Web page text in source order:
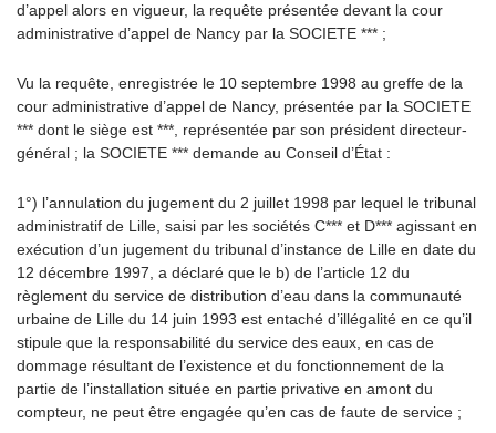
d’appel alors en vigueur, la requête présentée devant la cour
administrative d’appel de Nancy par la SOCIETE *** ;
Vu la requête, enregistrée le 10 septembre 1998 au greffe de la
cour administrative d’appel de Nancy, présentée par la SOCIETE
*** dont le siège est ***, représentée par son président directeur-
général ; la SOCIETE *** demande au Conseil d’État :
1°) l’annulation du jugement du 2 juillet 1998 par lequel le tribunal
administratif de Lille, saisi par les sociétés C*** et D*** agissant en
exécution d’un jugement du tribunal d’instance de Lille en date du
12 décembre 1997, a déclaré que le b) de l’article 12 du
règlement du service de distribution d’eau dans la communauté
urbaine de Lille du 14 juin 1993 est entaché d’illégalité en ce qu’il
stipule que la responsabilité du service des eaux, en cas de
dommage résultant de l’existence et du fonctionnement de la
partie de l’installation située en partie privative en amont du
compteur, ne peut être engagée qu’en cas de faute de service ;